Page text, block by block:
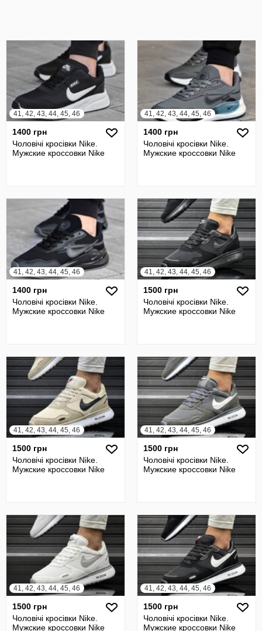
41, 42, 43, 44, 45, 46
1400 грн
Чоловічі кросівки Nike.
Мужские кроссовки Nike
41, 42, 43, 44, 45, 46
1400 грн
Чоловічі кросівки Nike.
Мужские кроссовки Nike
41, 42, 43, 44, 45, 46
1400 грн
Чоловічі кросівки Nike.
Мужские кроссовки Nike
41, 42, 43, 44, 45, 46
1500 грн
Чоловічі кросівки Nike.
Мужские кроссовки Nike
41, 42, 43, 44, 45, 46
1500 грн
Чоловічі кросівки Nike.
Мужские кроссовки Nike
41, 42, 43, 44, 45, 46
1500 грн
Чоловічі кросівки Nike.
Мужские кроссовки Nike
41, 42, 43, 44, 45, 46
1500 грн
Чоловічі кросівки Nike.
Мужские кроссовки Nike
41, 42, 43, 44, 45, 46
1500 грн
Чоловічі кросівки Nike.
Мужские кроссовки Nike